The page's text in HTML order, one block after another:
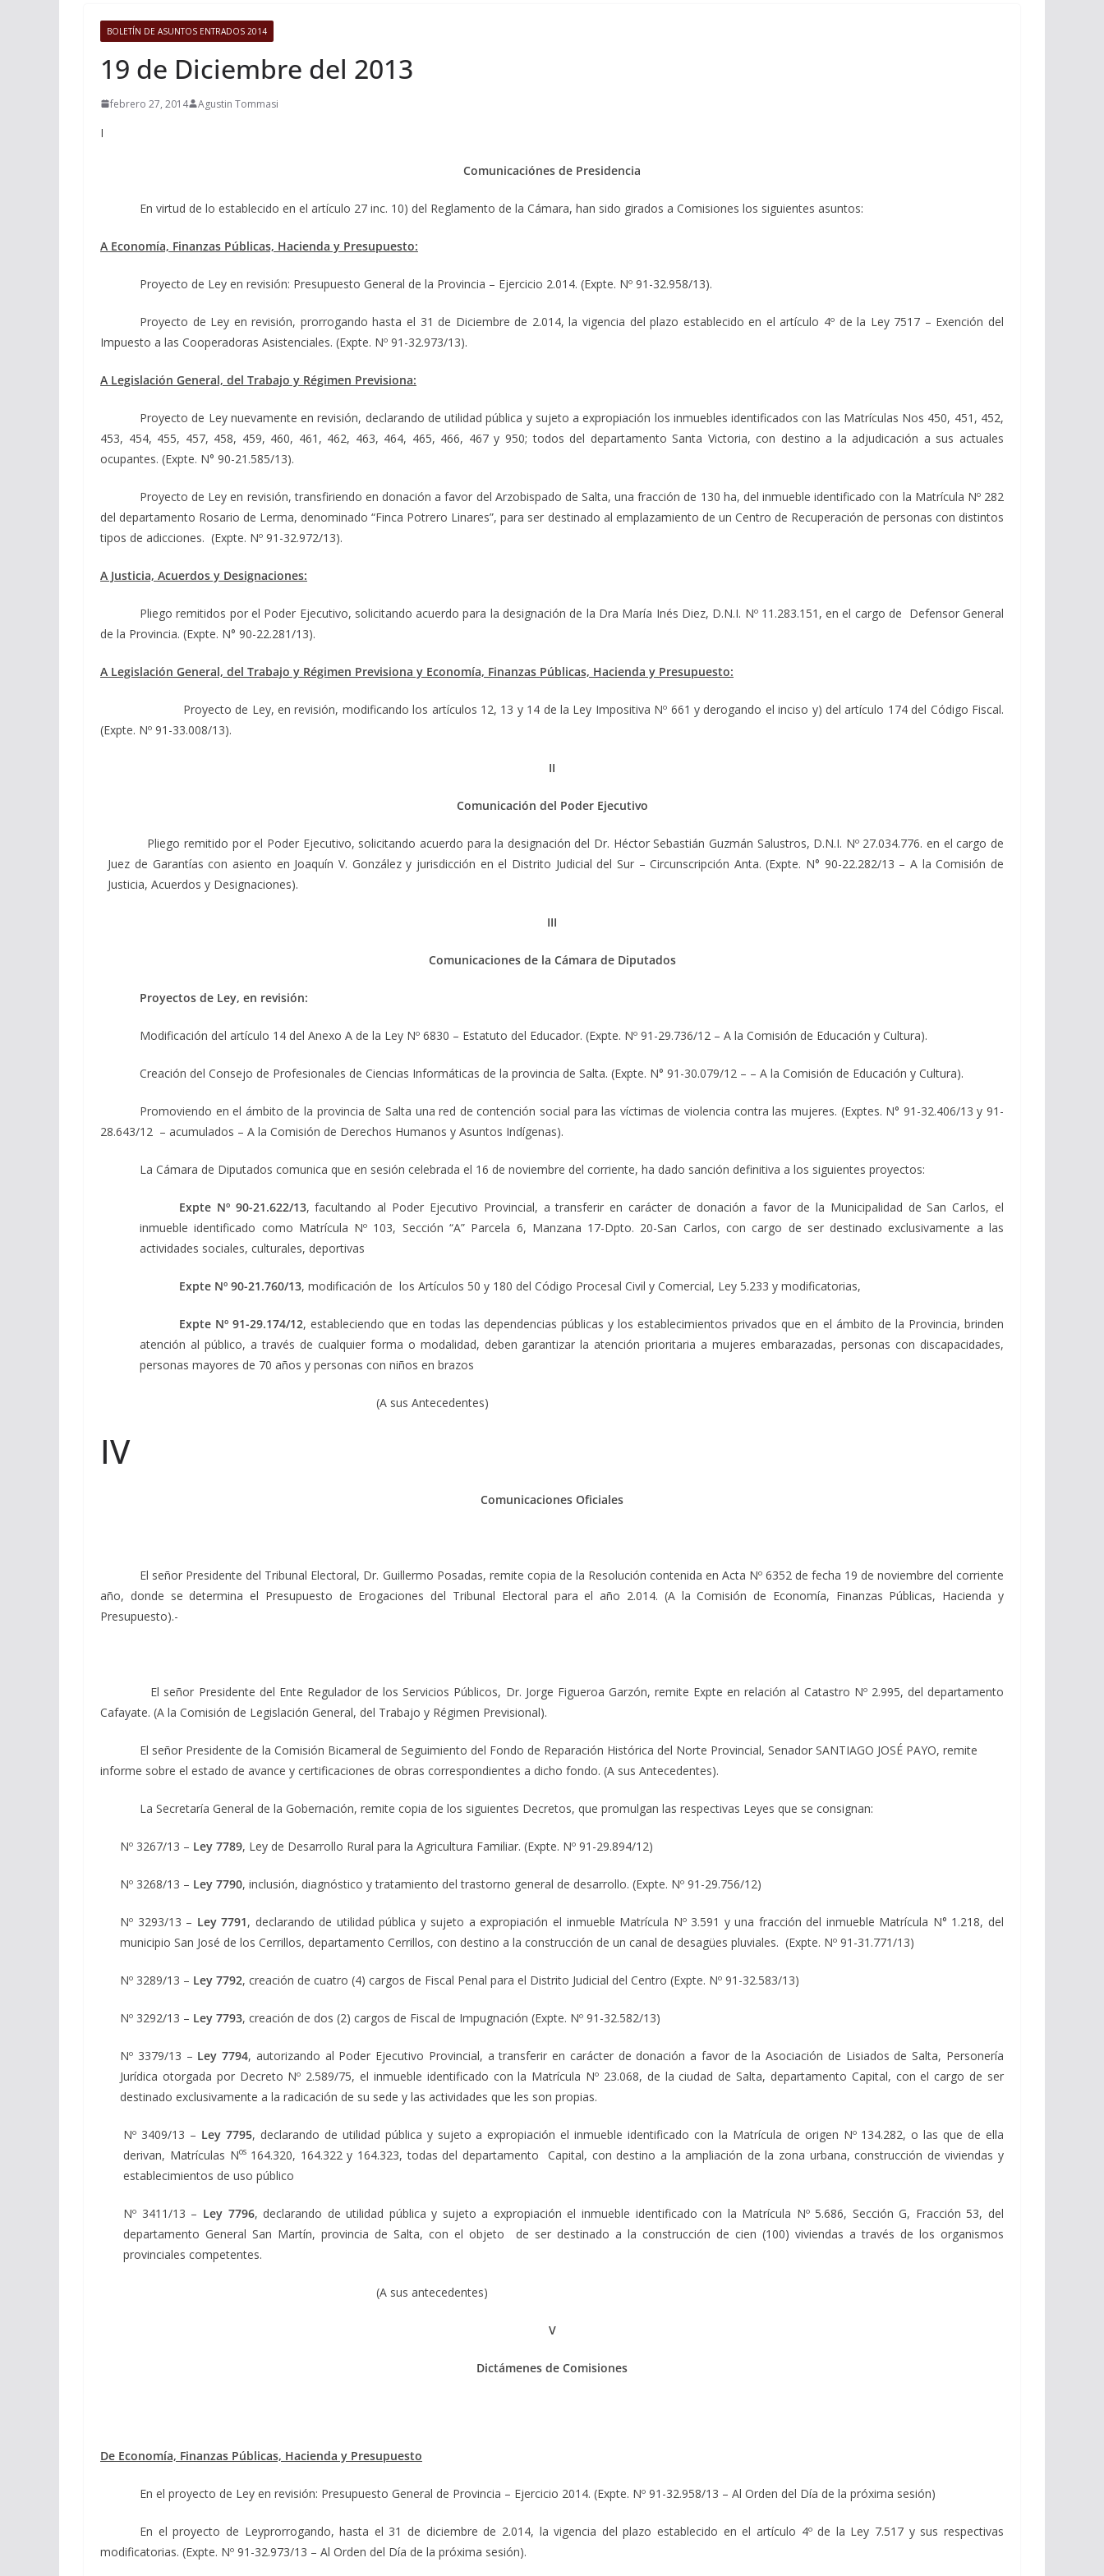
BOLETÍN DE ASUNTOS ENTRADOS 2014
19 de Diciembre del 2013
febrero 27, 2014 Agustin Tommasi
I
Comunicaciónes de Presidencia
En virtud de lo establecido en el artículo 27 inc. 10) del Reglamento de la Cámara, han sido girados a Comisiones los siguientes asuntos:
A Economía, Finanzas Públicas, Hacienda y Presupuesto:
Proyecto de Ley en revisión: Presupuesto General de la Provincia – Ejercicio 2.014. (Expte. Nº 91-32.958/13).
Proyecto de Ley en revisión, prorrogando hasta el 31 de Diciembre de 2.014, la vigencia del plazo establecido en el artículo 4º de la Ley 7517 – Exención del
Impuesto a las Cooperadoras Asistenciales. (Expte. Nº 91-32.973/13).
A Legislación General, del Trabajo y Régimen Previsiona:
Proyecto de Ley nuevamente en revisión, declarando de utilidad pública y sujeto a expropiación los inmuebles identificados con las Matrículas Nos 450, 451, 452,
453, 454, 455, 457, 458, 459, 460, 461, 462, 463, 464, 465, 466, 467 y 950; todos del departamento Santa Victoria, con destino a la adjudicación a sus actuales
ocupantes. (Expte. N° 90-21.585/13).
Proyecto de Ley en revisión, transfiriendo en donación a favor del Arzobispado de Salta, una fracción de 130 ha, del inmueble identificado con la Matrícula Nº 282
del departamento Rosario de Lerma, denominado “Finca Potrero Linares”, para ser destinado al emplazamiento de un Centro de Recuperación de personas con distintos
tipos de adicciones. (Expte. Nº 91-32.972/13).
A Justicia, Acuerdos y Designaciones:
Pliego remitidos por el Poder Ejecutivo, solicitando acuerdo para la designación de la Dra María Inés Diez, D.N.I. Nº 11.283.151, en el cargo de Defensor General
de la Provincia. (Expte. N° 90-22.281/13).
A Legislación General, del Trabajo y Régimen Previsiona y Economía, Finanzas Públicas, Hacienda y Presupuesto:
Proyecto de Ley, en revisión, modificando los artículos 12, 13 y 14 de la Ley Impositiva Nº 661 y derogando el inciso y) del artículo 174 del Código Fiscal.
(Expte. Nº 91-33.008/13).
II
Comunicación del Poder Ejecutivo
Pliego remitido por el Poder Ejecutivo, solicitando acuerdo para la designación del Dr. Héctor Sebastián Guzmán Salustros, D.N.I. Nº 27.034.776. en el cargo de
Juez de Garantías con asiento en Joaquín V. González y jurisdicción en el Distrito Judicial del Sur – Circunscripción Anta. (Expte. N° 90-22.282/13 – A la Comisión de
Justicia, Acuerdos y Designaciones).
III
Comunicaciones de la Cámara de Diputados
Proyectos de Ley, en revisión:
Modificación del artículo 14 del Anexo A de la Ley Nº 6830 – Estatuto del Educador. (Expte. Nº 91-29.736/12 – A la Comisión de Educación y Cultura).
Creación del Consejo de Profesionales de Ciencias Informáticas de la provincia de Salta. (Expte. N° 91-30.079/12 – – A la Comisión de Educación y Cultura).
Promoviendo en el ámbito de la provincia de Salta una red de contención social para las víctimas de violencia contra las mujeres. (Exptes. N° 91-32.406/13 y 91-
28.643/12 – acumulados – A la Comisión de Derechos Humanos y Asuntos Indígenas).
La Cámara de Diputados comunica que en sesión celebrada el 16 de noviembre del corriente, ha dado sanción definitiva a los siguientes proyectos:
Expte Nº 90-21.622/13, facultando al Poder Ejecutivo Provincial, a transferir en carácter de donación a favor de la Municipalidad de San Carlos, el
inmueble identificado como Matrícula Nº 103, Sección “A” Parcela 6, Manzana 17-Dpto. 20-San Carlos, con cargo de ser destinado exclusivamente a las
actividades sociales, culturales, deportivas
Expte Nº 90-21.760/13, modificación de los Artículos 50 y 180 del Código Procesal Civil y Comercial, Ley 5.233 y modificatorias,
Expte Nº 91-29.174/12, estableciendo que en todas las dependencias públicas y los establecimientos privados que en el ámbito de la Provincia, brinden
atención al público, a través de cualquier forma o modalidad, deben garantizar la atención prioritaria a mujeres embarazadas, personas con discapacidades,
personas mayores de 70 años y personas con niños en brazos
(A sus Antecedentes)
IV
Comunicaciones Oficiales
El señor Presidente del Tribunal Electoral, Dr. Guillermo Posadas, remite copia de la Resolución contenida en Acta Nº 6352 de fecha 19 de noviembre del corriente
año, donde se determina el Presupuesto de Erogaciones del Tribunal Electoral para el año 2.014. (A la Comisión de Economía, Finanzas Públicas, Hacienda y
Presupuesto).-
El señor Presidente del Ente Regulador de los Servicios Públicos, Dr. Jorge Figueroa Garzón, remite Expte en relación al Catastro Nº 2.995, del departamento
Cafayate. (A la Comisión de Legislación General, del Trabajo y Régimen Previsional).
El señor Presidente de la Comisión Bicameral de Seguimiento del Fondo de Reparación Histórica del Norte Provincial, Senador SANTIAGO JOSÉ PAYO, remite
informe sobre el estado de avance y certificaciones de obras correspondientes a dicho fondo. (A sus Antecedentes).
La Secretaría General de la Gobernación, remite copia de los siguientes Decretos, que promulgan las respectivas Leyes que se consignan:
Nº 3267/13 – Ley 7789, Ley de Desarrollo Rural para la Agricultura Familiar. (Expte. Nº 91-29.894/12)
Nº 3268/13 – Ley 7790, inclusión, diagnóstico y tratamiento del trastorno general de desarrollo. (Expte. Nº 91-29.756/12)
Nº 3293/13 – Ley 7791, declarando de utilidad pública y sujeto a expropiación el inmueble Matrícula Nº 3.591 y una fracción del inmueble Matrícula N° 1.218, del
municipio San José de los Cerrillos, departamento Cerrillos, con destino a la construcción de un canal de desagües pluviales. (Expte. Nº 91-31.771/13)
Nº 3289/13 – Ley 7792, creación de cuatro (4) cargos de Fiscal Penal para el Distrito Judicial del Centro (Expte. Nº 91-32.583/13)
Nº 3292/13 – Ley 7793, creación de dos (2) cargos de Fiscal de Impugnación (Expte. Nº 91-32.582/13)
Nº 3379/13 – Ley 7794, autorizando al Poder Ejecutivo Provincial, a transferir en carácter de donación a favor de la Asociación de Lisiados de Salta, Personería
Jurídica otorgada por Decreto Nº 2.589/75, el inmueble identificado con la Matrícula Nº 23.068, de la ciudad de Salta, departamento Capital, con el cargo de ser
destinado exclusivamente a la radicación de su sede y las actividades que les son propias.
Nº 3409/13 – Ley 7795, declarando de utilidad pública y sujeto a expropiación el inmueble identificado con la Matrícula de origen Nº 134.282, o las que de ella
derivan, Matrículas Nos164.320, 164.322 y 164.323, todas del departamento Capital, con destino a la ampliación de la zona urbana, construcción de viviendas y
establecimientos de uso público
Nº 3411/13 – Ley 7796, declarando de utilidad pública y sujeto a expropiación el inmueble identificado con la Matrícula Nº 5.686, Sección G, Fracción 53, del
departamento General San Martín, provincia de Salta, con el objeto de ser destinado a la construcción de cien (100) viviendas a través de los organismos
provinciales competentes.
(A sus antecedentes)
V
Dictámenes de Comisiones
De Economía, Finanzas Públicas, Hacienda y Presupuesto
En el proyecto de Ley en revisión: Presupuesto General de Provincia – Ejercicio 2014. (Expte. Nº 91-32.958/13 – Al Orden del Día de la próxima sesión)
En el proyecto de Leyprorrogando, hasta el 31 de diciembre de 2.014, la vigencia del plazo establecido en el artículo 4º de la Ley 7.517 y sus respectivas
modificatorias. (Expte. Nº 91-32.973/13 – Al Orden del Día de la próxima sesión).